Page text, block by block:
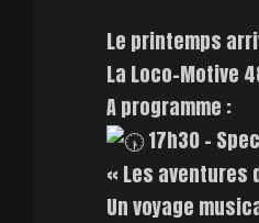
Le printemps
La Loco-Motive
A programme :
17h30 –
« Les aventures
Un voyage